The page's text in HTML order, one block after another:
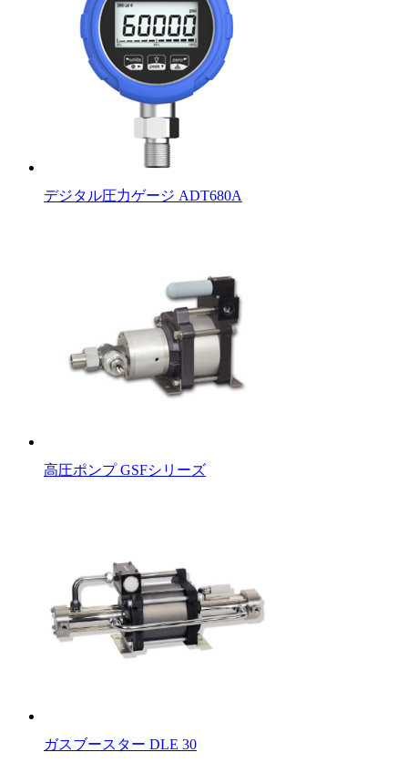
デジタル圧力ゲージ ADT680A
高圧ポンプ GSFシリーズ
ガスブースター DLE 30